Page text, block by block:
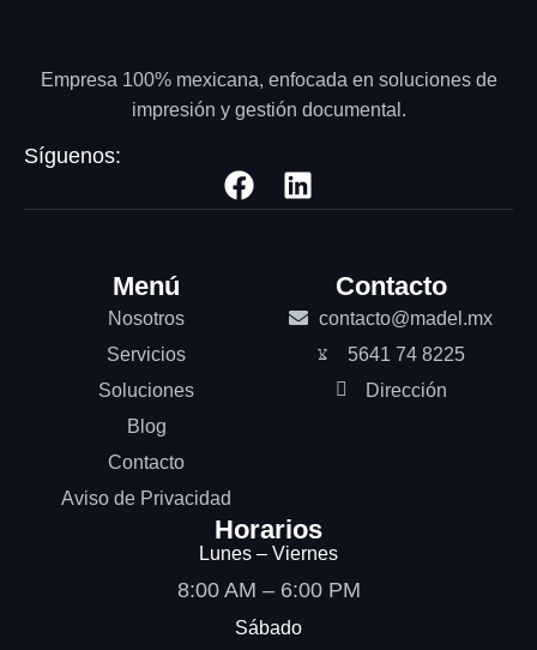
Empresa 100% mexicana, enfocada en soluciones de
impresión y gestión documental.
Síguenos:
Menú
Nosotros
Servicios
Soluciones
Blog
Contacto
Aviso de Privacidad
Contacto
contacto@madel.mx
5641 74 8225
Dirección
Horarios
Lunes – Viernes
8:00 AM – 6:00 PM
Sábado